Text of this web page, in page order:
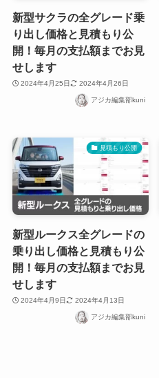
新型サクラの全グレード乗
り出し価格と見積もり公
開！毎月の支払額までお見
せします
2024年4月25日 2024年4月26日
アジカ編集部kuni
見積もり公開
新型ルークス全グレードの
乗り出し価格と見積もり公
開！毎月の支払額までお見
せします
2024年4月9日 2024年4月13日
アジカ編集部kuni